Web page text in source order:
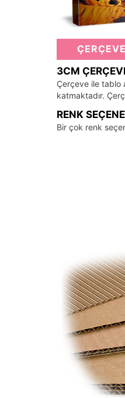
3CM
Çerçeve ile tablo
katmaktadır.
RENK
Bir çok renk